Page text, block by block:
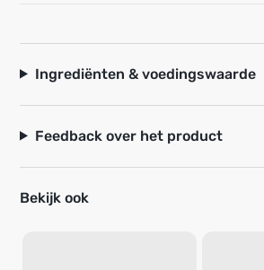
Ingrediënten & voedingswaarde
Feedback over het product
Bekijk ook